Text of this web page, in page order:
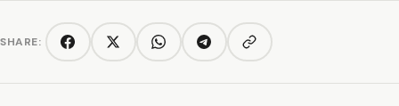
SHARE: FacebookTwitter/XWhatsAppTelegramCopy link